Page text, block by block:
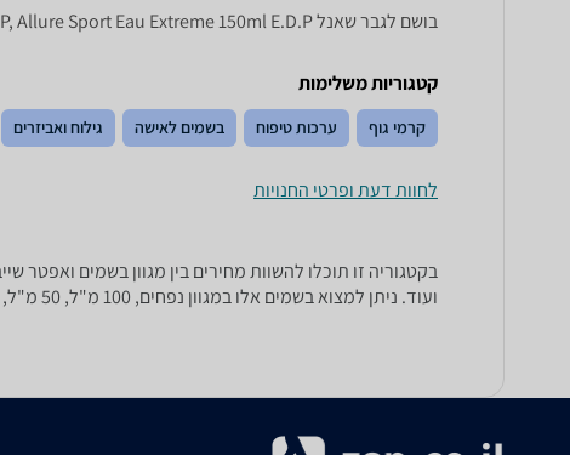
בושם לגבר שאנל Allure Sport Eau Extreme 150 ml E . D . P, Allure Sport Eau Extreme 150ml E.D.P שאנל , שאנל Allure Sport Eau Extreme 150ml E.D.P
קטגוריות משלימות
קרמי גוף ערכות טיפוח בשמים לאישה גילוח ואביזרים
לחוות דעת ופרטי החנויות
ועוד. ניתן למצוא בשמים אלו במגוון נפחים, 100 מ"ל, 50 מ"ל, 125 מ"ל ועוד.